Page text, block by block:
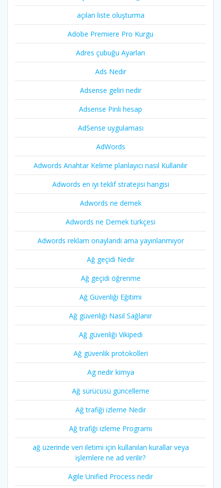
açılan liste oluşturma
Adobe Premiere Pro Kurgu
Adres çubuğu Ayarları
Ads Nedir
Adsense geliri nedir
Adsense Pinli hesap
AdSense uygulaması
AdWords
Adwords Anahtar Kelime planlayıcı nasıl Kullanılır
Adwords en iyi teklif stratejisi hangisi
Adwords ne demek
Adwords ne Demek türkçesi
Adwords reklam onaylandi ama yayınlanmıyor
Ağ geçidi Nedir
Ağ geçidi öğrenme
Ağ Güvenliği Eğitimi
Ağ güvenliği Nasıl Sağlanır
Ağ güvenliği Vikipedi
Ağ güvenlik protokolleri
Ag nedir kimya
Ağ sürücüsü güncelleme
Ağ trafiği izleme Nedir
Ağ trafiği izleme Programı
ağ üzerinde veri iletimi için kullanılan kurallar veya
işlemlere ne ad verilir?
Agile Unified Process nedir